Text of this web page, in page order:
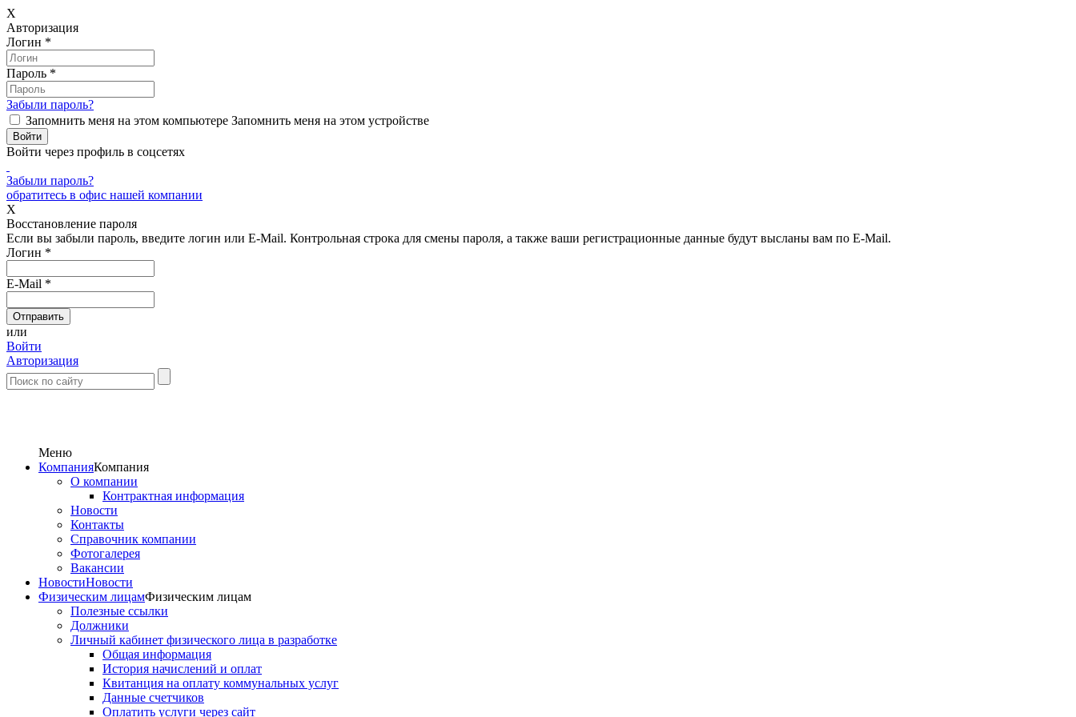
X
Авторизация
Логин *
Пароль *
Забыли пароль?
Запомнить меня на этом компьютере Запомнить меня на этом устройстве
Войти через профиль в соцсетях
Забыли пароль?
обратитесь в офис нашей компании
X
Восстановление пароля
Если вы забыли пароль, введите логин или E-Mail. Контрольная строка для смены пароля, а также ваши регистрационные данные будут высланы вам по E-Mail.
Логин *
E-Mail *
или
Войти
Авторизация
Меню
КомпанияКомпания
О компании
Контрактная информация
Новости
Контакты
Справочник компании
Фотогалерея
Вакансии
НовостиНовости
Физическим лицамФизическим лицам
Полезные ссылки
Должники
Личный кабинет физического лица в разработке
Общая информация
История начислений и оплат
Квитанция на оплату коммунальных услуг
Данные счетчиков
Оплатить услуги через сайт